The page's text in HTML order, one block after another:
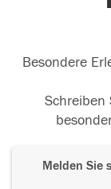
Besondere
Schreiben
Melden Sie